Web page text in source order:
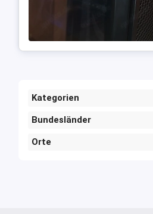
Kategorien
Bundesländer
Orte